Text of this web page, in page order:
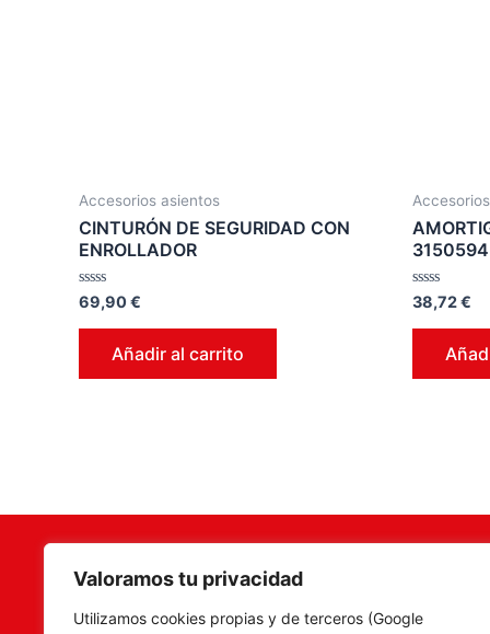
Valoramos tu privacidad
Utilizamos cookies propias y de terceros (Google
Accesorios asientos
CINTURÓN DE SEGURIDAD CON
ENROLLADOR
Valorado
0
69,90€
Añadir al carrito
Valorado
en
0
38,72€
Terramar Agrosoluciones
Camí